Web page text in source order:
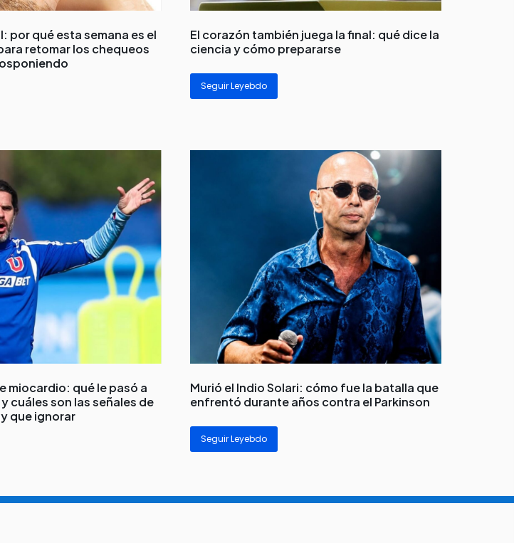
por qué esta semana es el
retomar los chequeos
El corazón también juega la final: qué dice la
ciencia y cómo prepararse
Seguir Leyebdo
miocardio: qué le pasó a
cuáles son las señales de
que ignorar
Murió el Indio Solari: cómo fue la batalla que
enfrentó durante años contra el Parkinson
Seguir Leyebdo